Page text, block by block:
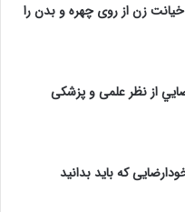
زن از روی چهره و بدن را
از نظر علمی و پزشکی
که باید بدانید